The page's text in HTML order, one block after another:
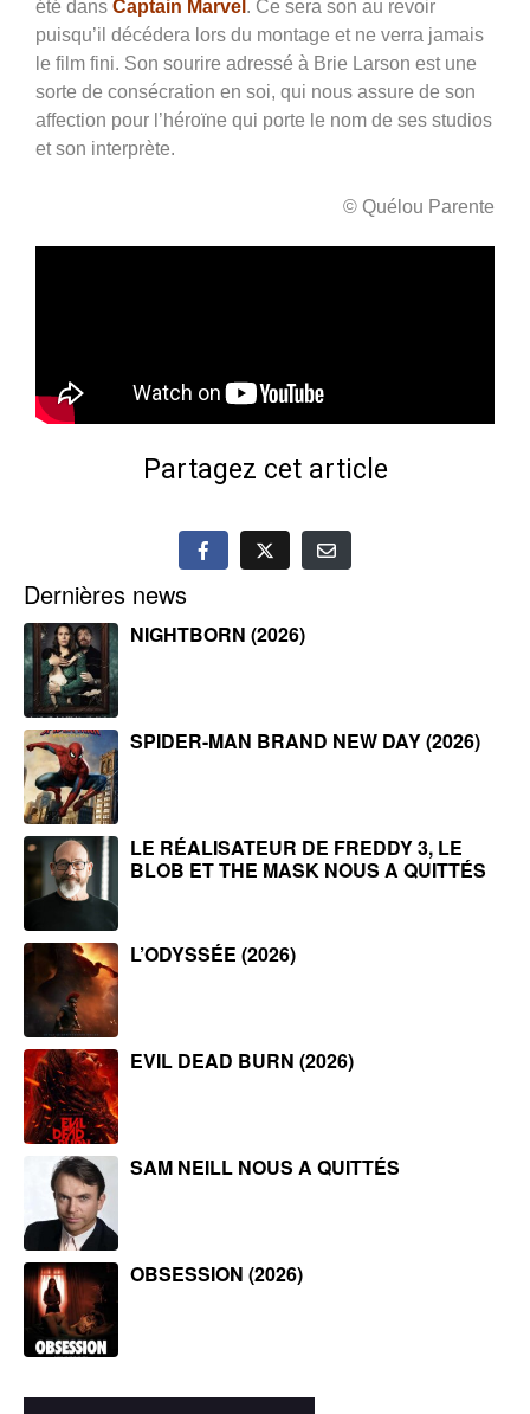
été dans Captain Marvel . Ce sera son au revoir
puisqu’il décédera lors du montage et ne verra jamais
le film fini. Son sourire adressé à Brie Larson est une
sorte de consécration en soi, qui nous assure de son
affection pour l’héroïne qui porte le nom de ses studios
et son interprète.
© Quélou Parente
Partagez cet article
Dernières news
NIGHTBORN (2026)
SPIDER-MAN BRAND NEW DAY (2026)
LE RÉALISATEUR DE FREDDY 3, LE
BLOB ET THE MASK NOUS A QUITTÉS
L’ODYSSÉE (2026)
EVIL DEAD BURN (2026)
SAM NEILL NOUS A QUITTÉS
OBSESSION (2026)